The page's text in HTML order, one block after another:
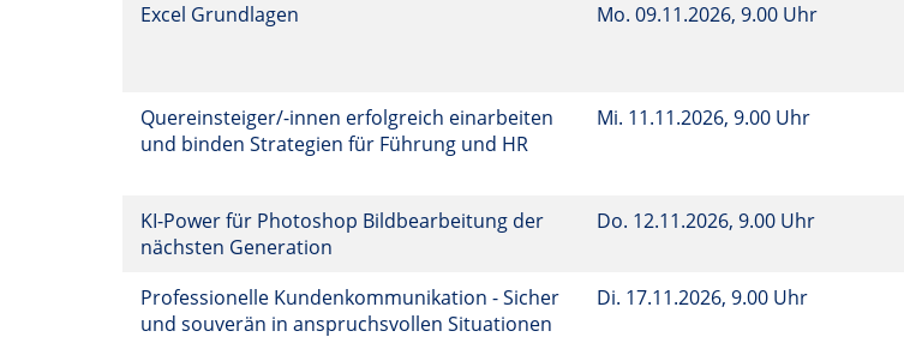
Excel Grundlagen Mo. 09.11.2026, 9.00 Uhr
Quereinsteiger/-innen erfolgreich einarbeiten
und binden Strategien für Führung und HR
Mi. 11.11.2026, 9.00 Uhr
KI-Power für Photoshop Bildbearbeitung der
nächsten Generation
Do. 12.11.2026, 9.00 Uhr
Professionelle Kundenkommunikation - Sicher
und souverän in anspruchsvollen Situationen
Di. 17.11.2026, 9.00 Uhr